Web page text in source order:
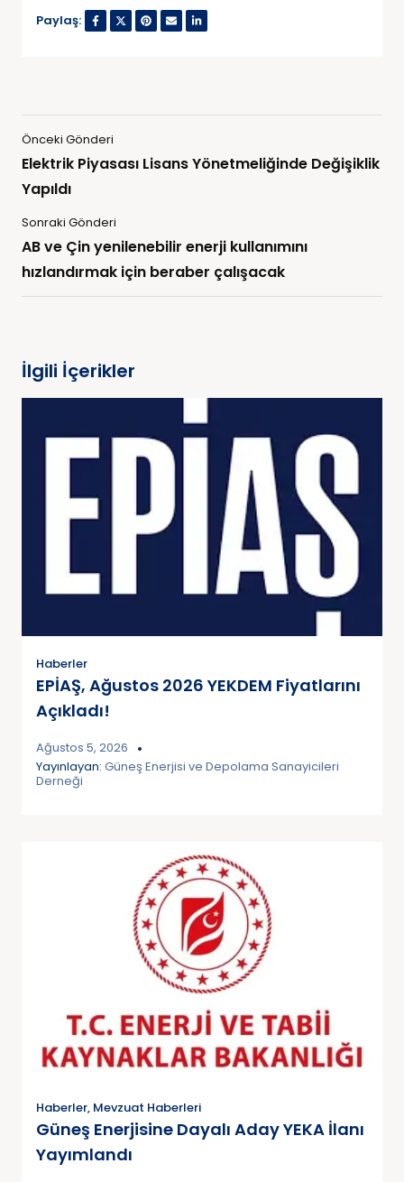
Paylaş:
Önceki Gönderi
Elektrik Piyasası Lisans Yönetmeliğinde Değişiklik
Yapıldı
Sonraki Gönderi
AB ve Çin yenilenebilir enerji kullanımını
hızlandırmak için beraber çalışacak
İlgili İçerikler
Haberler
EPİAŞ, Ağustos 2026 YEKDEM Fiyatlarını
Açıkladı!
Ağustos 5, 2026
Yayınlayan: Güneş Enerjisi ve Depolama Sanayicileri
Derneği
Haberler, Mevzuat Haberleri
Güneş Enerjisine Dayalı Aday YEKA İlanı
Yayımlandı